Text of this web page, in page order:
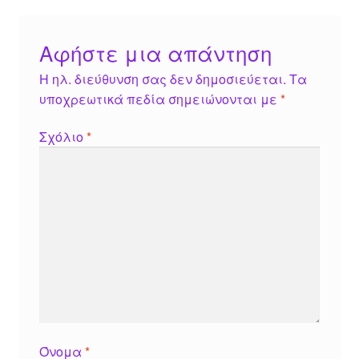
Αφήστε μια απάντηση
Η ηλ. διεύθυνση σας δεν δημοσιεύεται. Τα
υποχρεωτικά πεδία σημειώνονται με *
Σχόλιο*
Όνομα *